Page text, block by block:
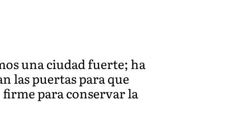
una ciudad fuerte; ha
las puertas para que
para conservar la